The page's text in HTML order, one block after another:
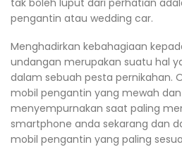
tak boleh luput dari perhatian
pengantin atau wedding car.
Menghadirkan kebahagiaan
undangan merupakan suatu hal
dalam sebuah pesta pernikahan.
mobil pengantin yang mewah
menyempurnakan saat paling
smartphone anda sekarang dan
mobil pengantin yang paling